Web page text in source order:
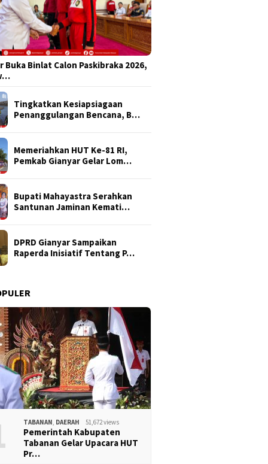
Buka Binlat Calon Paskibraka 2026,
Tingkatkan Kesiapsiagaan
Penanggulangan Bencana, B…
Memeriahkan HUT Ke-81 RI,
Pemkab Gianyar Gelar Lom…
Bupati Mahayastra Serahkan
Santunan Jaminan Kemati…
DPRD Gianyar Sampaikan
Raperda Inisiatif Tentang P…
TABANAN, DAERAH 51,672 views
Pemerintah Kabupaten
Tabanan Gelar Upacara HUT
Pr…